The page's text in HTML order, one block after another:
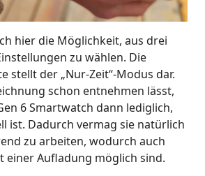
hier die Möglichkeit, aus drei
zu wählen. Die
stellt der „Nur-Zeit“-Modus dar.
schon entnehmen lässt,
6 Smartwatch dann lediglich,
ist. Dadurch vermag sie natürlich
zu arbeiten, wodurch auch
einer Aufladung möglich sind.